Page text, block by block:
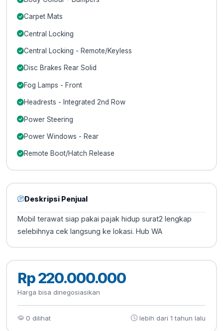
Carpet Mats
Central Locking
Central Locking - Remote/Keyless
Disc Brakes Rear Solid
Fog Lamps - Front
Headrests - Integrated 2nd Row
Power Steering
Power Windows - Rear
Remote Boot/Hatch Release
Deskripsi Penjual
Mobil terawat siap pakai pajak hidup surat2 lengkap
selebihnya cek langsung ke lokasi. Hub WA
Rp 220.000.000
Harga bisa dinegosiasikan
0 dilihat lebih dari 1 tahun lalu